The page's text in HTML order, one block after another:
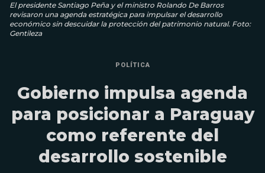
El presidente Santiago Peña y el ministro Rolando De Barros
revisaron una agenda estratégica para impulsar el desarrollo
económico sin descuidar la protección del patrimonio natural. Foto:
Gentileza
POLÍTICA
Gobierno impulsa agenda
para posicionar a Paraguay
como referente del
desarrollo sostenible